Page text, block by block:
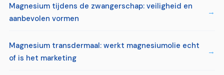
Magnesium tijdens de zwangerschap: veiligheid en
aanbevolen vormen
Magnesium transdermaal: werkt magnesiumolie echt
of is het marketing